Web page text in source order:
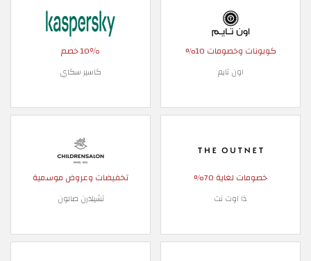
كوبونات وخصومات 10%
اون تايم
10٪ خصم
كاسبر سكاي
خصومات لغاية 70%
ذا اوت نت
تخفيضات وعروض موسمية
تشيلدرن صالون